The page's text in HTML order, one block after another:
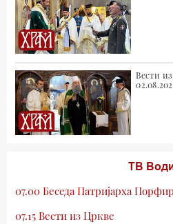
Вести
ТВ
07.00 Беседа Патријарха
07.15 Вести из Цркве